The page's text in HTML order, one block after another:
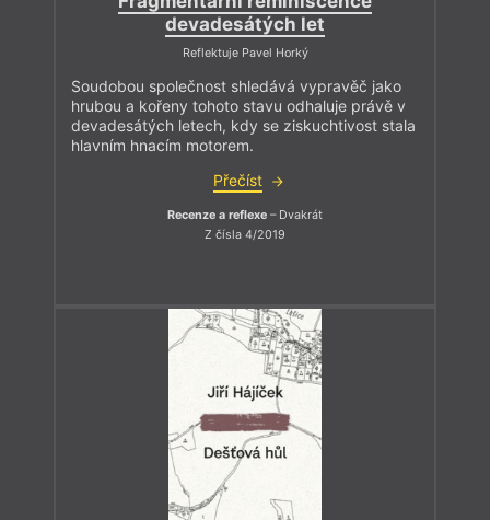
devadesátých let
Reflektuje Pavel Horký
Soudobou společnost shledává vypravěč jako
hrubou a kořeny tohoto stavu odhaluje právě v
devadesátých letech, kdy se ziskuchtivost stala
hlavním hnacím motorem.
Přečíst
Recenze a reflexe – Dvakrát
Z čísla 4/2019